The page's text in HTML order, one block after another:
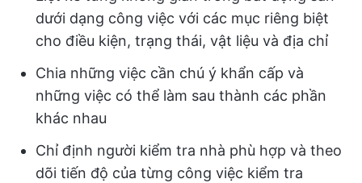
dưới dạng công việc với các mục riêng biệt
cho điều kiện, trạng thái, vật liệu và địa chỉ
Chia những việc cần chú ý khẩn cấp và
những việc có thể làm sau thành các phần
khác nhau
Chỉ định người kiểm tra nhà phù hợp và theo
dõi tiến độ của từng công việc kiểm tra